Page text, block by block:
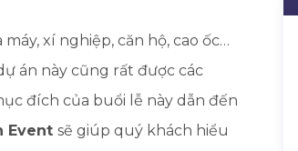
xí nghiệp, căn hộ, cao ốc…
án này cũng rất được các
đích của buổi lễ này dẫn đến
Event sẽ giúp quý khách hiểu